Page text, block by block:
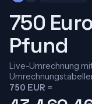
750
Pfund
Live-Umrechnung
750 EUR =